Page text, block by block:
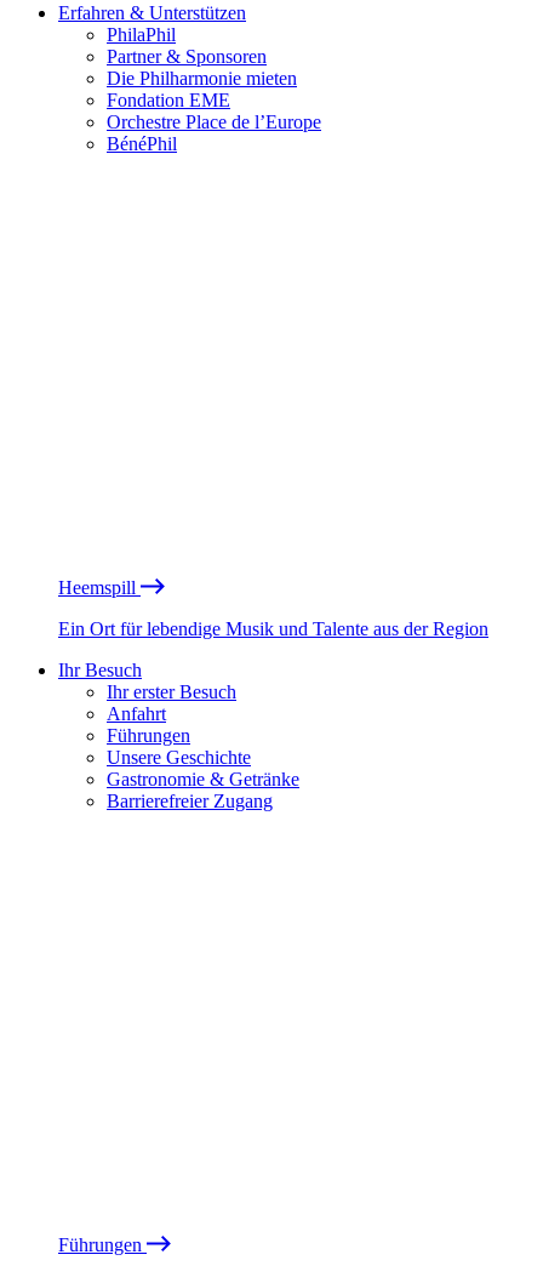
Erfahren & Unterstützen
PhilaPhil
Partner & Sponsoren
Die Philharmonie mieten
Fondation EME
Orchestre Place de l’Europe
BénéPhil
Heemspill
Ein Ort für lebendige Musik und Talente aus der Region
Ihr Besuch
Ihr erster Besuch
Anfahrt
Führungen
Unsere Geschichte
Gastronomie & Getränke
Barrierefreier Zugang
Führungen